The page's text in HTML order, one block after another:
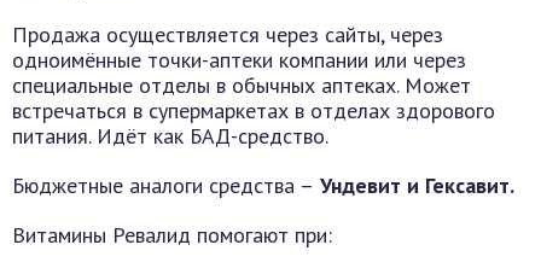
Продажа осуществляется через сайты, через
одноимённые точки-аптеки компании или через
специальные отделы в обычных аптеках. Может
встречаться в супермаркетах в отделах здорового
питания. Идёт как БАД-средство.
Бюджетные аналоги средства – Ундевит и Гексавит.
Витамины Ревалид помогают при: